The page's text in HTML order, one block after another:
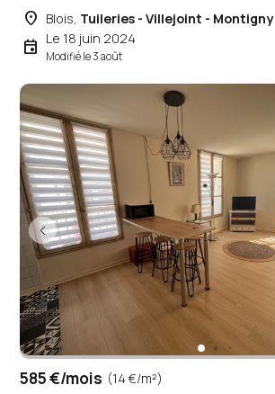
place Blois, Tuileries - Villejoint - Montigny
event Le 18 juin 2024
Modifié le 3 août
585 €/mois (14 €/m²)